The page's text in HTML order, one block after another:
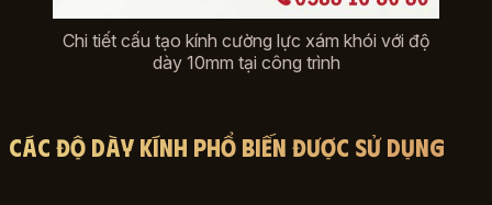
Chi tiết cấu tạo kính cường lực xám khói với độ
dày 10mm tại công trình
Các độ dày kính phổ biến được sử dụng